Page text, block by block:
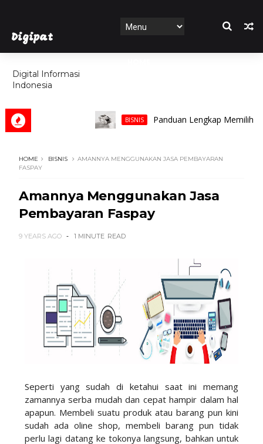
Digipat
Digital Informasi
Indonesia
FEATURES
BISNIS Panduan Lengkap Memilih Cincin
HOME BISNIS
AMANNYA MENGGUNAKAN JASA PEMBAYARAN
FASPAY
Amannya Menggunakan Jasa
Pembayaran Faspay
9 YEARS AGO 1 MINUTE READ
Seperti yang sudah di ketahui saat ini memang
zamannya serba mudah dan cepat hampir dalam hal
apapun. Membeli suatu produk atau barang pun kini
sudah ada oline shop, membeli barang pun tidak
perlu lagi datang ke tokonya langsung, bahkan untuk